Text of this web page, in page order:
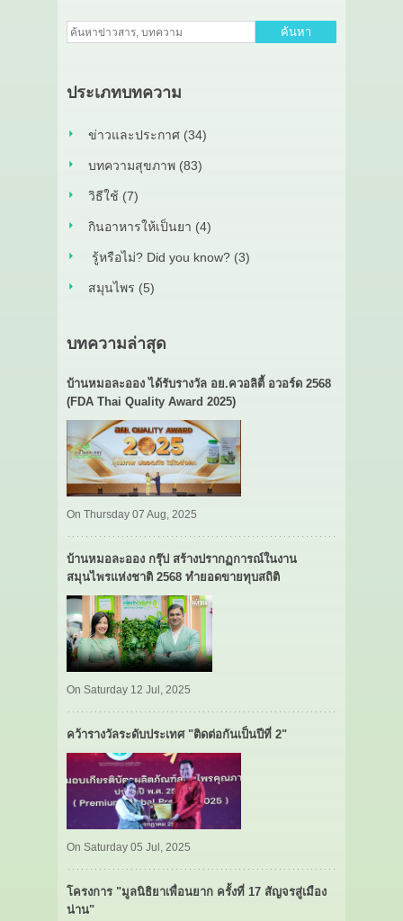
ค้นหา
ประเภทบทความ
ข่าวและประกาศ (34)
บทความสุขภาพ (83)
วิธีใช้ (7)
กินอาหารให้เป็นยา (4)
รู้หรือไม่? Did you know? (3)
สมุนไพร (5)
บทความล่าสุด
บ้านหมอละออง ได้รับรางวัล อย.ควอลิตี้ อวอร์ด 2568
(FDA Thai Quality Award 2025)
On Thursday 07 Aug, 2025
บ้านหมอละออง กรุ๊ป สร้างปรากฏการณ์ในงาน
สมุนไพรแห่งชาติ 2568 ทำยอดขายทุบสถิติ
On Saturday 12 Jul, 2025
คว้ารางวัลระดับประเทศ "ติดต่อกันเป็นปีที่ 2"
On Saturday 05 Jul, 2025
โครงการ "มูลนิธิยาเพื่อนยาก ครั้งที่ 17 สัญจรสู่เมือง
น่าน"